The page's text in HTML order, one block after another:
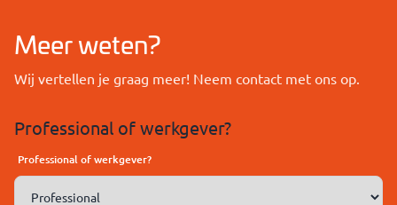
Meer weten?
Wij vertellen je graag meer! Neem contact met ons op.
Professional of werkgever?
Professional of werkgever?